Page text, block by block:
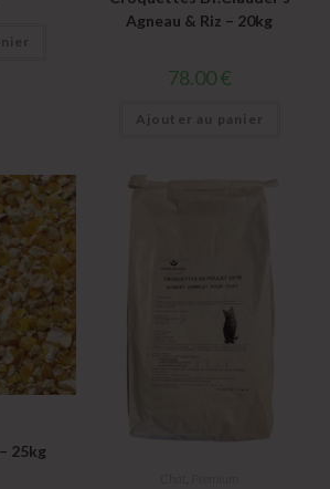
Agneau & Riz – 20kg
78.00€
Ajouter au panier
25kg